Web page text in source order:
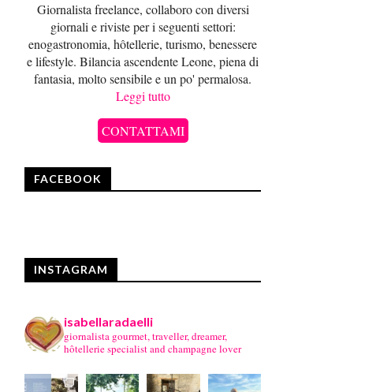
Giornalista freelance, collaboro con diversi
giornali e riviste per i seguenti settori:
enogastronomia, hôtellerie, turismo, benessere
e lifestyle. Bilancia ascendente Leone, piena di
fantasia, molto sensibile e un po' permalosa.
Leggi tutto
CONTATTAMI
FACEBOOK
INSTAGRAM
isabellaradaelli
giornalista gourmet, traveller, dreamer,
hôtellerie specialist and champagne lover